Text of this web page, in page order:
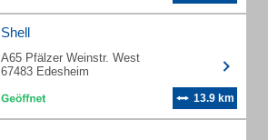
Shell
A65 Pfälzer Weinstr. West
67483 Edesheim
13.9 km